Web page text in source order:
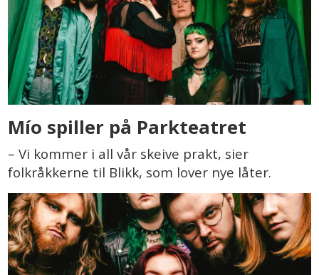
Mío spiller på Parkteatret
– Vi kommer i all vår skeive prakt, sier
folkråkkerne til Blikk, som lover nye låter.